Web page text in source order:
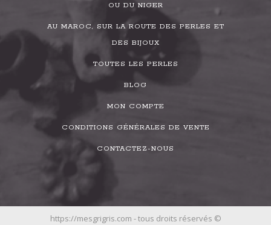
OU DU NIGER
AU MAROC, SUR LA ROUTE DES PERLES ET
DES BIJOUX
TOUTES LES PERLES
BLOG
MON COMPTE
CONDITIONS GÉNÉRALES DE VENTE
CONTACTEZ-NOUS
https://mesgrigris.com - tous droits réservés ©